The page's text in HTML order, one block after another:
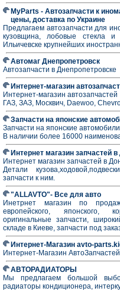
MyParts - Автозапчасти к
цены, доставка по Украине
Предлагаем автозапчасти для
кузовщина, лобовые стекла
Ильичевске крупнейших
Автомаг Днепропетровск
Автозапчасти в Днепропетровске
Интернет-магазин
Интернет-магазин
ГАЗ, ЗАЗ, Москвич, Daewoo,
Запчасти на японские
Запчасти на японские
В наличии более 16000
Интернет магазин запчастей
Интернет магазин запчастей в
Детали
запчасти к ним.
"ALLAVTO"- Все для авто
Инетрнет магазин по
европейского, японского,
оригинальные запчасти,
складе в Киеве, запчасти под
Интернет-Магазин avto-
Интернет-Магазин
АВТОРАДИАТОРЫ
Мы предлагаем большой
радиаторы кондиционера,